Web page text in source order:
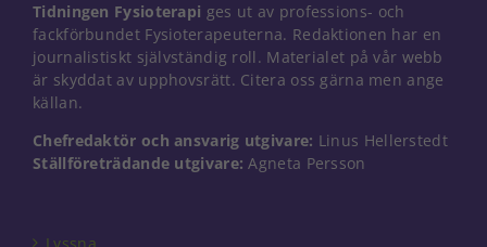
Tidningen Fysioterapi ges ut av professions- och
fackförbundet Fysioterapeuterna. Redaktionen har en
journalistiskt självständig roll. Materialet på vår webb
är skyddat av upphovsrätt. Citera oss gärna men ange
källan.
Chefredaktör och ansvarig utgivare: Linus Hellerstedt
Ställföreträdande utgivare: Agneta Persson
Nödvändiga